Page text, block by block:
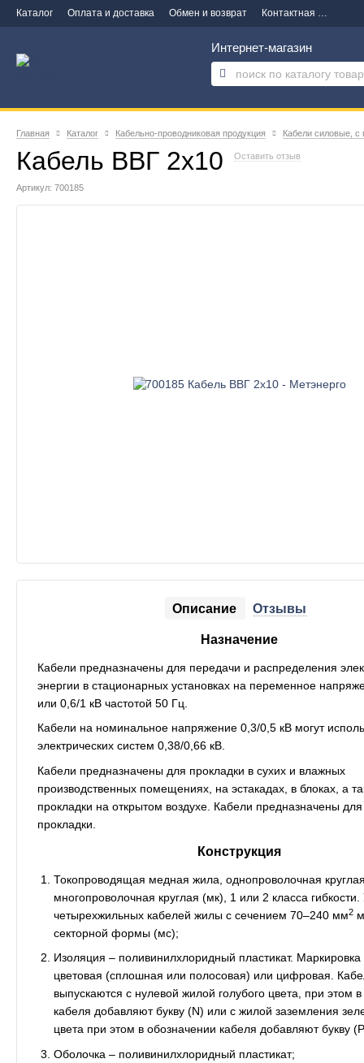
Каталог Оплата и доставка Обмен и возврат Контактная информация
Интернет-магазин
Главная Каталог Кабельно-проводниковая продукция Кабели силовые, с
Кабель ВВГ 2х10 Оставить отзыв
Артикул: 700185
Описание Отзывы
Назначение
Кабели предназначены для передачи и распределения
энергии в стационарных установках на переменное
или 0,6/1 кВ частотой 50 Гц.
Кабели на номинальное напряжение 0,3/0,5 кВ могут
электрических систем 0,38/0,66 кВ.
Кабели предназначены для прокладки в сухих и влажных
производственных помещениях, на эстакадах, в блоках, а
прокладки на открытом воздухе. Кабели предназначены
прокладки.
Конструкция
Токопроводящая медная жила, однопроволочная
многопроволочная круглая (мк), 1 или 2 класса гибкости.
четырехжильных кабелей жилы с сечением 70–240 мм2
секторной формы (мс);
Изоляция – поливинилхлоридный пластикат.
цветовая (сплошная или полосовая) или цифровая.
выпускаются с нулевой жилой голубого цвета, при этом
кабеля добавляют букву (N) или с жилой заземления
цвета при этом в обозначении кабеля добавляют букву
Оболочка – поливинилхлоридный пластикат;